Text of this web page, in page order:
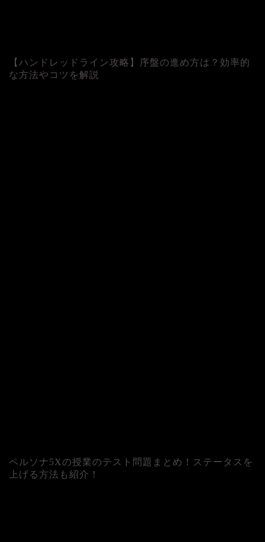
【ハンドレッドライン攻略】序盤の進め方は？効率的
な方法やコツを解説
ペルソナ5Xの授業のテスト問題まとめ！ステータスを
上げる方法も紹介！